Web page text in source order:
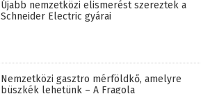
Újabb nemzetközi elismerést szereztek a
Schneider Electric gyárai
Nemzetközi gasztro mérföldkő, amelyre
büszkék lehetünk – A Fragola